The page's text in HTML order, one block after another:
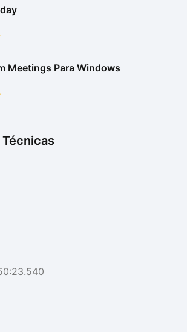
Meetings Para Windows